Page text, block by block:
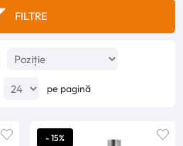
FILTRE
pe pagină
- 15%